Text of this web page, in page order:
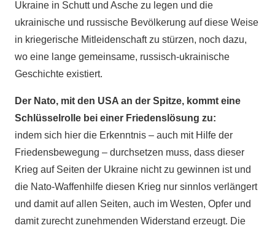
Ukraine in Schutt und Asche zu legen und die
ukrainische und russische Bevölkerung auf diese Weise
in kriegerische Mitleidenschaft zu stürzen, noch dazu,
wo eine lange gemeinsame, russisch-ukrainische
Geschichte existiert.
Der Nato, mit den USA an der Spitze, kommt eine
Schlüsselrolle bei einer Friedenslösung zu:
indem sich hier die Erkenntnis – auch mit Hilfe der
Friedensbewegung – durchsetzen muss, dass dieser
Krieg auf Seiten der Ukraine nicht zu gewinnen ist und
die Nato-Waffenhilfe diesen Krieg nur sinnlos verlängert
und damit auf allen Seiten, auch im Westen, Opfer und
damit zurecht zunehmenden Widerstand erzeugt. Die